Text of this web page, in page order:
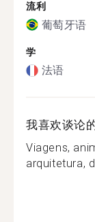
流利
葡萄牙语
学
法语
我喜欢谈论
Viagens,
arquitetura,